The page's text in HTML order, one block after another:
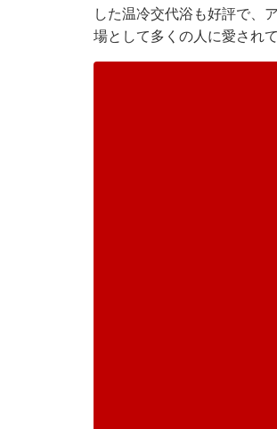
した温冷交代浴も好評で、
場として多くの人に愛されて